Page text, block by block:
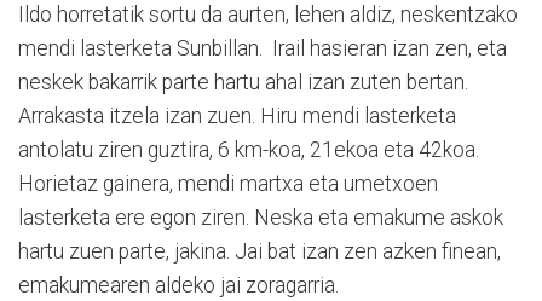
Ildo horretatik sortu da aurten, lehen aldiz, neskentzako
mendi lasterketa Sunbillan. Irail hasieran izan zen, eta
neskek bakarrik parte hartu ahal izan zuten bertan.
Arrakasta itzela izan zuen. Hiru mendi lasterketa
antolatu ziren guztira, 6 km-koa, 21ekoa eta 42koa.
Horietaz gainera, mendi martxa eta umetxoen
lasterketa ere egon ziren. Neska eta emakume askok
hartu zuen parte, jakina. Jai bat izan zen azken finean,
emakumearen aldeko jai zoragarria.